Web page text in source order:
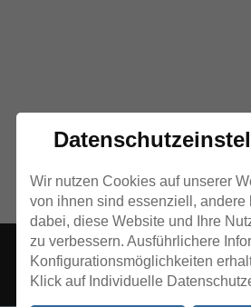
Wir nutzen Cookies auf unserer
von ihnen sind essenziell, andere
dabei, diese Website und Ihre
zu verbessern. Ausführlichere
Konfigurationsmöglichkeiten
Klick auf Individuelle